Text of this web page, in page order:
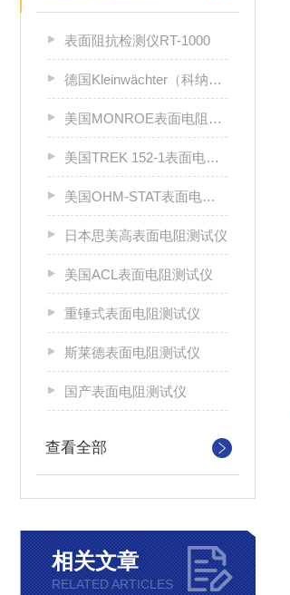
表面阻抗检测仪RT-1000
德国Kleinwächter（科纳沃茨特）
美国MONROE表面电阻测试仪
美国TREK 152-1表面电阻测试仪
美国OHM-STAT表面电阻测试仪
日本思美高表面电阻测试仪
美国ACL表面电阻测试仪
重锤式表面电阻测试仪
斯莱德表面电阻测试仪
国产表面电阻测试仪
查看全部
相关文章
RELATED ARTICLES